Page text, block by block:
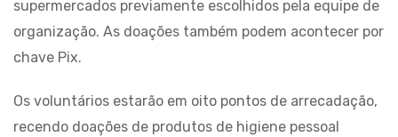
supermercados previamente escolhidos pela equipe de
organização. As doações também podem acontecer por
chave Pix.
Os voluntários estarão em oito pontos de arrecadação,
recendo doações de produtos de higiene pessoal